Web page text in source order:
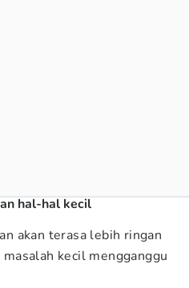
hal-hal kecil
akan terasa lebih ringan
kecil mengganggu